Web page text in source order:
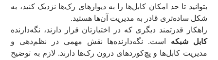
بتوانید تا حد امکان کابل‌ها را به دیوارهای رک‌ها نزدیک کنید، به
شکل ساده‌تری قادر به مدیریت آن‌ها هستید.
راهکار قدرتمند دیگری که در اختیارتان قرار دارند، نگه‌دارنده
کابل شبکه است. نگه‌دارنده‌ها نقش مهمی در نظم‌دهی و
مدیریت کابل‌ها و پچ‌کوردهای درون رک‌ها دارند. لازم به توضیح